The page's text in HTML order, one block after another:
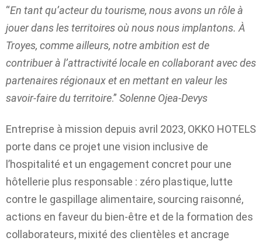
“En tant qu’acteur du tourisme, nous avons un rôle à
jouer dans les territoires où nous nous implantons. À
Troyes, comme ailleurs, notre ambition est de
contribuer à l’attractivité locale en collaborant avec des
partenaires régionaux et en mettant en valeur les
savoir-faire du territoire.” Solenne Ojea-Devys
Entreprise à mission depuis avril 2023, OKKO HOTELS
porte dans ce projet une vision inclusive de
l’hospitalité et un engagement concret pour une
hôtellerie plus responsable : zéro plastique, lutte
contre le gaspillage alimentaire, sourcing raisonné,
actions en faveur du bien-être et de la formation des
collaborateurs, mixité des clientèles et ancrage